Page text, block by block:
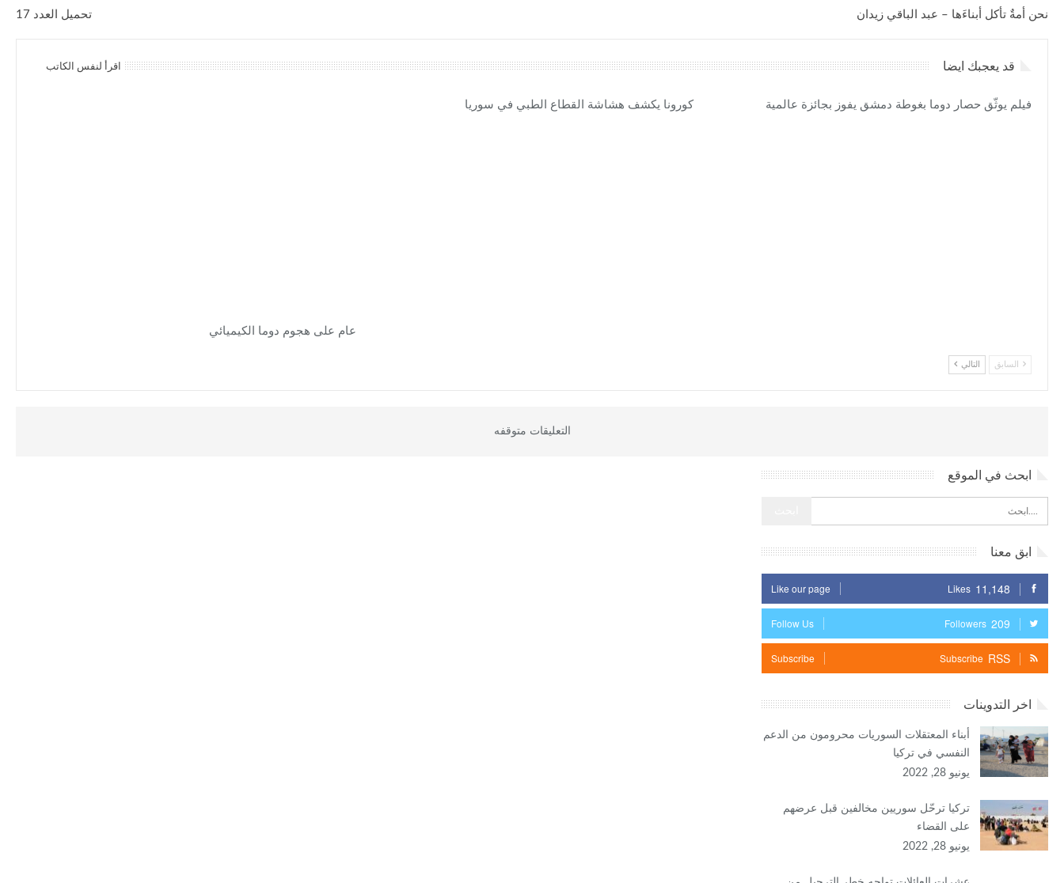
نحن أمةٌ تأكل أبناءَها – عبد الباقي زيدان تحميل العدد 17
قد يعجبك ايضا اقرأ لنفس الكاتب
فيلم يوثّق حصار دوما بغوطة دمشق يفوز بجائزة عالمية كورونا يكشف هشاشة القطاع الطبي في سوريا
عام على هجوم دوما الكيميائي
السابق التالي
التعليقات متوقفه
ابحث في الموقع
ابق معنا
11,148
Likes
Like our page
209
Followers
Follow Us
RSS
Subscribe
Subscribe
اخر التدوينات
أبناء المعتقلات السوريات محرومون من الدعم
النفسي في تركيا
يونيو 28, 2022
تركيا ترحّل سوريين مخالفين قبل عرضهم
على القضاء
يونيو 28, 2022